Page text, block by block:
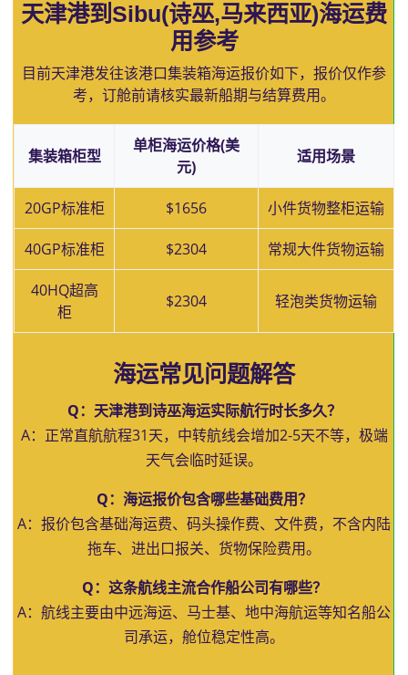
天津港到Sibu(诗巫,马来西亚)海运费
用参考
目前天津港发往该港口集装箱海运报价如下，报价仅作参
考，订舱前请核实最新船期与结算费用。
集装箱柜型
单柜海运价格(美
元)
适用场景
20GP标准柜 $1656 小件货物整柜运输
40GP标准柜 $2304 常规大件货物运输
40HQ超高
柜
$2304 轻泡类货物运输
海运常见问题解答
Q：天津港到诗巫海运实际航行时长多久？
A：正常直航航程31天，中转航线会增加2-5天不等，极端
天气会临时延误。
Q：海运报价包含哪些基础费用？
A：报价包含基础海运费、码头操作费、文件费，不含内陆
拖车、进出口报关、货物保险费用。
Q：这条航线主流合作船公司有哪些？
A：航线主要由中远海运、马士基、地中海航运等知名船公
司承运，舱位稳定性高。